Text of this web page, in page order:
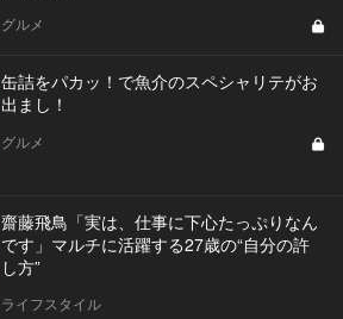
グルメ
缶詰をパカッ！で魚介のスペシャリテがお
出まし！
グルメ
齋藤飛鳥「実は、仕事に下心たっぷりなん
です」マルチに活躍する27歳の“自分の許
し方”
ライフスタイル